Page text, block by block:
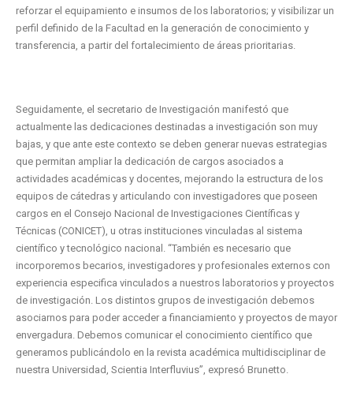
reforzar el equipamiento e insumos de los laboratorios; y visibilizar un
perfil definido de la Facultad en la generación de conocimiento y
transferencia, a partir del fortalecimiento de áreas prioritarias.
Seguidamente, el secretario de Investigación manifestó que
actualmente las dedicaciones destinadas a investigación son muy
bajas, y que ante este contexto se deben generar nuevas estrategias
que permitan ampliar la dedicación de cargos asociados a
actividades académicas y docentes, mejorando la estructura de los
equipos de cátedras y articulando con investigadores que poseen
cargos en el Consejo Nacional de Investigaciones Científicas y
Técnicas (CONICET), u otras instituciones vinculadas al sistema
científico y tecnológico nacional. “También es necesario que
incorporemos becarios, investigadores y profesionales externos con
experiencia especifica vinculados a nuestros laboratorios y proyectos
de investigación. Los distintos grupos de investigación debemos
asociarnos para poder acceder a financiamiento y proyectos de mayor
envergadura. Debemos comunicar el conocimiento científico que
generamos publicándolo en la revista académica multidisciplinar de
nuestra Universidad, Scientia Interfluvius”, expresó Brunetto.